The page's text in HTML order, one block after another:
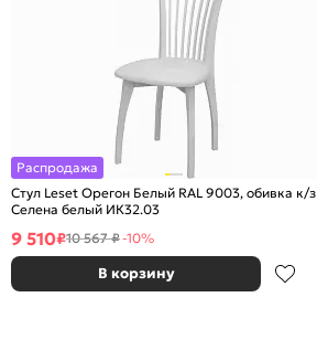
Распродажа
Стул Leset Орегон Белый RAL 9003, обивка к/з
Селена белый ИК32.03
9 510₽10 567 ₽-10%
В корзину